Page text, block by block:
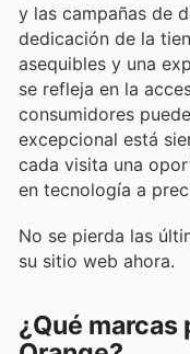
y las campañas de
dedicación de la
asequibles y una
se refleja en la
consumidores
excepcional está
cada visita una
en tecnología a
No se pierda las
su sitio web ahora.
¿Qué